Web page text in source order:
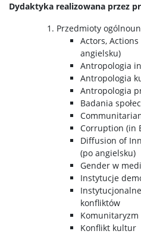
Dyżur biblioteczny
Katalog Biblioteki (przez s.
Katalogi wewnętrzne
Zasady korzystania
O Bibliotece
Dydaktyka realizowana przez
Przedmioty
Actors,
angielsku)
Antropologia
Antropologia
Antropologia
Badania
Corruption (in
Diffusion of
(po angielsku)
Gender w
Instytucje
konfliktów
Komunitaryzm
Konflikt kultur